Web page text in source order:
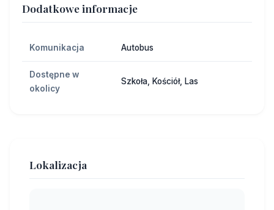
Dodatkowe informacje
Komunikacja Autobus
Dostępne w
okolicy
Szkoła, Kościół, Las
Lokalizacja